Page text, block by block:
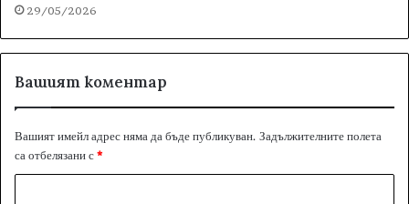
29/05/2026
Вашият коментар
Вашият имейл адрес няма да бъде публикуван. Задължителните полета
са отбелязани с*